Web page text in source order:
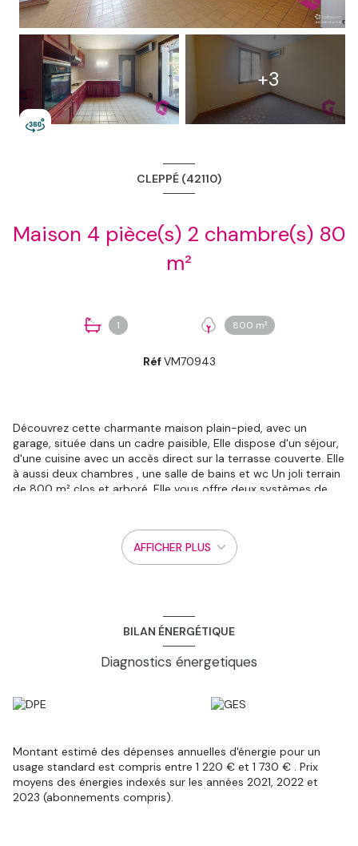
+3
CLEPPÉ (42110)
Maison 4 pièce(s) 2 chambre(s) 80
m²
1 800 m²
RéfVM70943
Découvrez cette charmante maison plain-pied, avec un
garage, située dans un cadre paisible, Elle dispose d'un séjour,
d'une cuisine avec un accès direct sur la terrasse couverte. Elle
à aussi deux chambres , une salle de bains et wc Un joli terrain
de 800 m² clos et arboré. Elle vous offre deux systèmes de
photovoltaïques. Cette maison est située à proximité de
toutes les commodités. À seulement 5 minutes à pied, vous
trouverez une maternelle, une école élémentaire, ainsi qu'un
généralistes. Visite virtuelle disponible et informations et visite
auprès de Stéphanie Jeoffroy 0676743348
AFFICHER PLUS
BILAN ÉNERGÉTIQUE
Diagnostics énergetiques
Montant estimé des dépenses annuelles d'énergie pour un
usage standard est compris entre 1 220 € et 1 730 € . Prix
moyens des énergies indexés sur les années 2021, 2022 et
2023 (abonnements compris).